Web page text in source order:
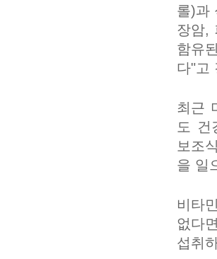
롤)과
장암,
함유
다"고
최근
도 건
보조
을 일
비타
없다
섭취